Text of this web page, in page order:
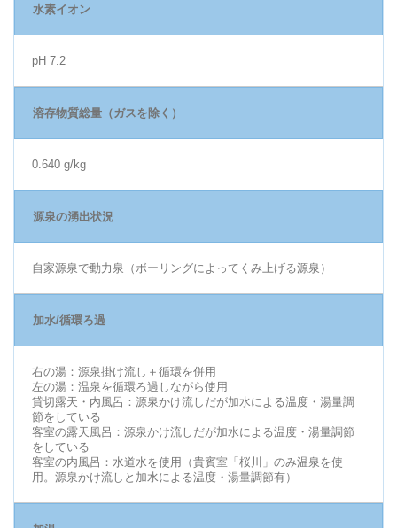
水素イオン
pH 7.2
溶存物質総量（ガスを除く）
0.640 g/kg
源泉の湧出状況
自家源泉で動力泉（ボーリングによってくみ上げる源泉）
加水/循環ろ過
右の湯：源泉掛け流し＋循環を併用
左の湯：温泉を循環ろ過しながら使用
貸切露天・内風呂：源泉かけ流しだが加水による温度・湯量調
節をしている
客室の露天風呂：源泉かけ流しだが加水による温度・湯量調節
をしている
客室の内風呂：水道水を使用（貴賓室「桜川」のみ温泉を使
用。源泉かけ流しと加水による温度・湯量調節有）